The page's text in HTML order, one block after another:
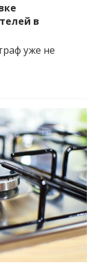
в
уже не